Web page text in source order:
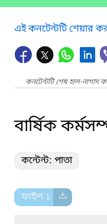
এই কনটেন্টটি শেয়ার
কনটেন্টটি শেষ হাল-
বার্ষিক
কন্টেন্ট: পাতা
ফাইল ১